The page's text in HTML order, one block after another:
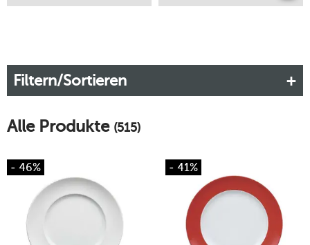
Filtern/Sortieren
Alle Produkte (515)
- 46% - 41%